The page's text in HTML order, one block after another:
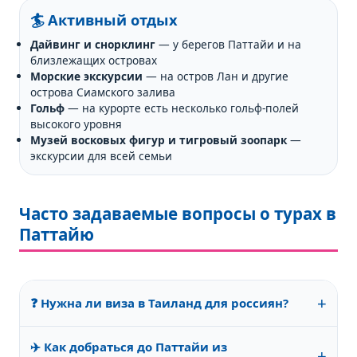
🏄 Активный отдых
Дайвинг и снорклинг — у берегов Паттайи и на
близлежащих островах
Морские экскурсии — на остров Лан и другие
острова Сиамского залива
Гольф — на курорте есть несколько гольф-полей
высокого уровня
Музей восковых фигур и тигровый зоопарк —
экскурсии для всей семьи
Часто задаваемые вопросы о турах в
Паттайю
❓ Нужна ли виза в Таиланд для россиян? +
без визы до 60 дней при туристической поездке.
✈️ Как добраться до Паттайи из